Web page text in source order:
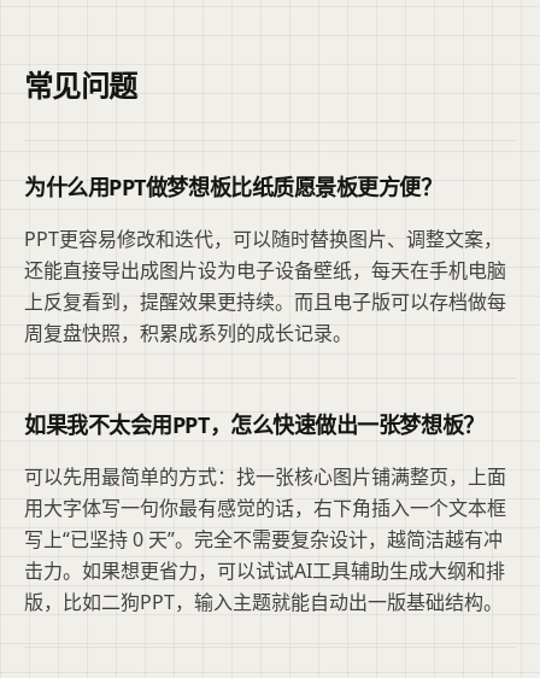
常见问题
为什么用PPT做梦想板比纸质愿景板更方便？
PPT更容易修改和迭代，可以随时替换图片、调整文案，
还能直接导出成图片设为电子设备壁纸，每天在手机电脑
上反复看到，提醒效果更持续。而且电子版可以存档做每
周复盘快照，积累成系列的成长记录。
如果我不太会用PPT，怎么快速做出一张梦想板？
可以先用最简单的方式：找一张核心图片铺满整页，上面
用大字体写一句你最有感觉的话，右下角插入一个文本框
写上“已坚持 0 天”。完全不需要复杂设计，越简洁越有冲
击力。如果想更省力，可以试试AI工具辅助生成大纲和排
版，比如二狗PPT，输入主题就能自动出一版基础结构。